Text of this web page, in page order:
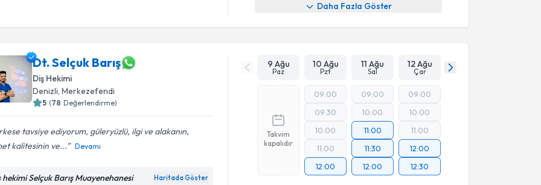
Daha Fazla Göster
Dt. Selçuk Barış
Diş Hekimi
Denizli ,Merkezefendi
5 (78 Değerlendirme)
tavsiye ediyorum, güleryüzlü, ilgi ve alakanın,
kalitesinin ve...
Devamı
hekimi Selçuk Barış Muayenehanesi Haritada Göster
9 Ağu
Paz
10 Ağu
Pzt
11 Ağu
Sal
12 Ağu
Çar
Takvim
kapalıdır
09:00
09:30
10:00
11:00
12:00
09:00
10:00
11:00
11:30
12:00
09:00
10:00
11:00
12:00
12:30